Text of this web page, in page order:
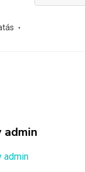
admin
admin